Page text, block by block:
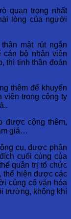
quan trọng nhất
lòng của người
mật rút ngắn
cán bộ nhân viên
thì tinh thần đoàn
thêm để khuyến
viên trong công ty
được cộng thêm,
giá…
cụ, được phân
cuối cùng của
quản trị tổ chức
thể hiện được các
củng cố văn hóa
trường, không khí